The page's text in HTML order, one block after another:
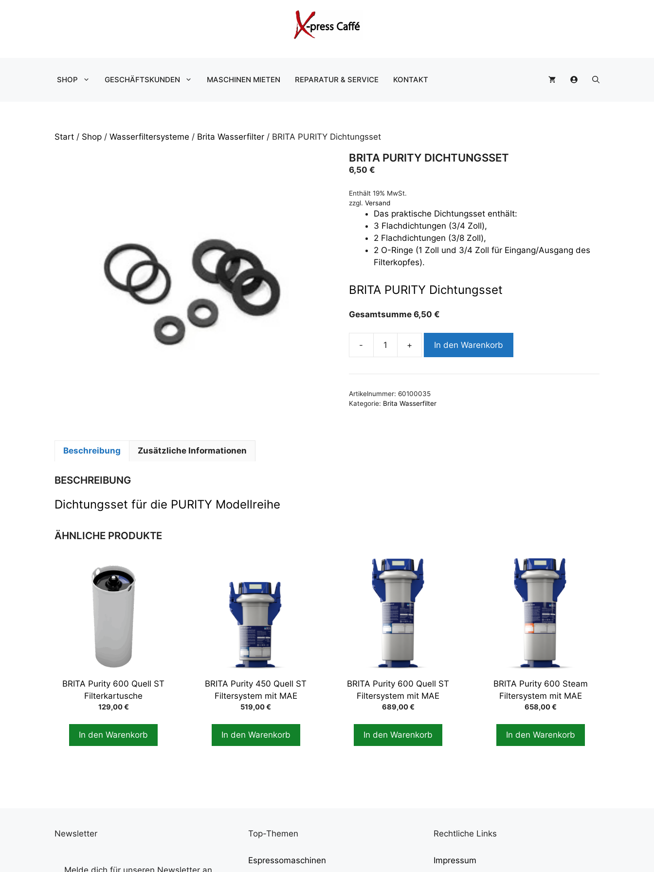
SHOP GESCHÄFTSKUNDEN MASCHINEN MIETEN REPARATUR & SERVICE KONTAKT
Start / Shop / Wasserfiltersysteme / Brita Wasserfilter / BRITA PURITY Dichtungsset
BRITA PURITY DICHTUNGSSET
6,50 €
Enthält 19% MwSt.
zzgl. Versand
Das praktische Dichtungsset enthält:
3 Flachdichtungen (3/4 Zoll),
2 Flachdichtungen (3/8 Zoll),
2 O-Ringe (1 Zoll und 3/4 Zoll für Eingang/Ausgang des
Filterkopfes).
BRITA PURITY Dichtungsset
Gesamtsumme 6,50 €
-
Dichtungsset
+ In den Warenkorb
Artikelnummer: 60100035
Kategorie: Brita Wasserfilter
Beschreibung Zusätzliche Informationen
BESCHREIBUNG
Dichtungsset für die PURITY Modellreihe
ÄHNLICHE PRODUKTE
BRITA Purity 600 Quell ST
Filterkartusche
129,00€
In den Warenkorb
BRITA Purity 450 Quell ST
Filtersystem mit MAE
519,00€
In den Warenkorb
BRITA Purity 600 Quell ST
Filtersystem mit MAE
689,00€
In den Warenkorb
BRITA Purity 600 Steam
Filtersystem mit MAE
658,00€
In den Warenkorb
Newsletter Top-Themen
Espressomaschinen
Rechtliche Links
Impressum